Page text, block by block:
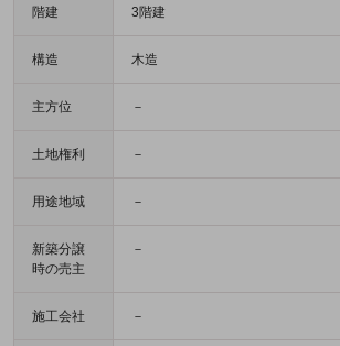
階建 3階建
構造 木造
主方位 －
土地権利 －
用途地域 －
新築分譲
時の売主
－
施工会社 －